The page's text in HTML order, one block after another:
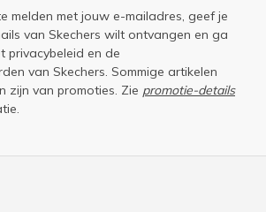
melden met jouw e-mailadres, geef je
van Skechers wilt ontvangen en ga
privacybeleid en de
van Skechers. Sommige artikelen
zijn van promoties. Zie promotie-details